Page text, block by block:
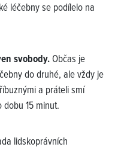
léčebny se podílelo na
svobody.Občas je
do druhé, ale vždy je
a práteli smí
15 minut.
lidskoprávních